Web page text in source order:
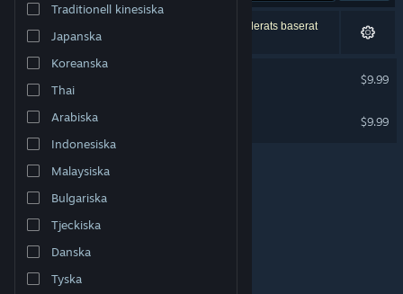
Byt språk
Skaffa Steams mobilapp
Se skrivbordswebbplats
Traditionell kinesiska
Japanska
Koreanska
Thai
Arabiska
Indonesiska
Malaysiska
Bulgariska
Tjeckiska
Danska
Tyska
2 träffar matchade din sökning. 9 titlar har exkluderats baserat
på dina preferenser.
$9.99
$9.99